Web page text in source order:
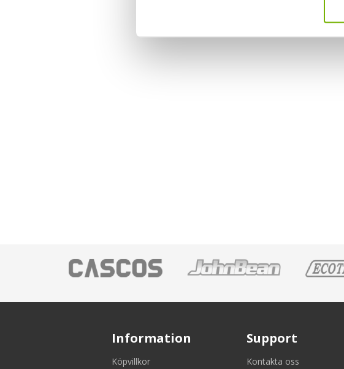
Information
Köpvillkor
Support
Kontakta oss